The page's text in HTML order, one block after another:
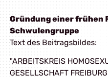
Gründung einer frühen
Schwulengruppe
Text des Beitragsbildes:
"ARBEITSKREIS
GESELLSCHAFT FREIBURG